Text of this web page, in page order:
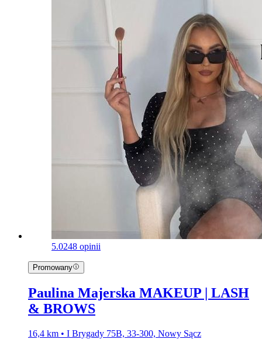
5.0248 opinii
Promowany
Paulina Majerska MAKEUP | LASH
& BROWS
16,4 km • I Brygady 75B, 33-300, Nowy Sącz